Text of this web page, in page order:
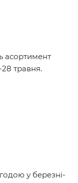
асортимент
травня.
у березні-